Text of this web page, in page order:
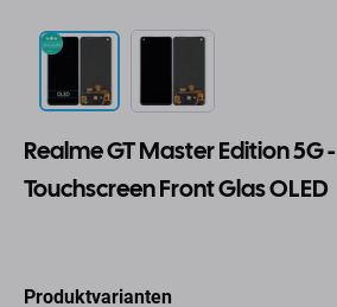
Realme GT Master Edition 5G
Touchscreen Front Glas OLED
Produktvarianten